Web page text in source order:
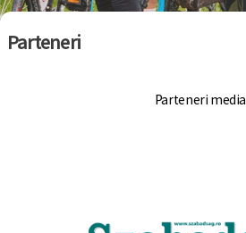
Parteneri
Parteneri media